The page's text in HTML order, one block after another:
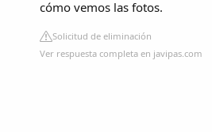
cómo vemos las fotos.
Solicitud de eliminación
Ver respuesta completa en javipas.com